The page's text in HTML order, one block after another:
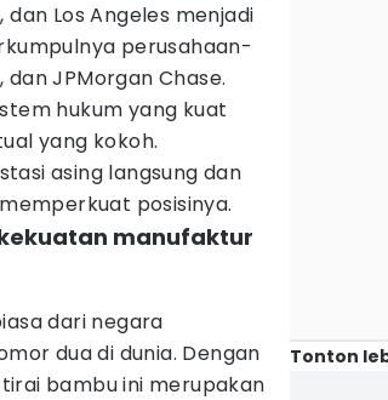
Los Angeles menjadi
perusahaan-
JPMorgan Chase.
hukum yang kuat
yang kokoh.
asing langsung dan
posisinya.
manufaktur
dari negara
dua di dunia. Dengan
bambu ini merupakan
Tonton